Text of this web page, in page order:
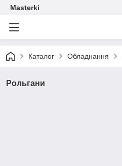
Masterki
Каталог Обладнання
Рольгани